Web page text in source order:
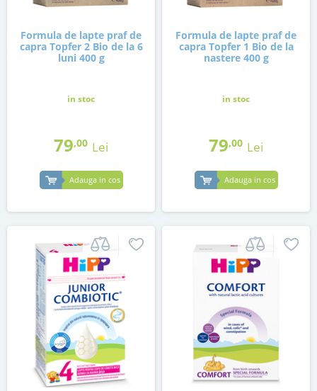
Formula de lapte praf de
capra Topfer 2 Bio de la 6
luni 400 g
in stoc
79,00 Lei
Adauga in cos
Formula de lapte praf de
capra Topfer 1 Bio de la
nastere 400 g
in stoc
79,00 Lei
Adauga in cos